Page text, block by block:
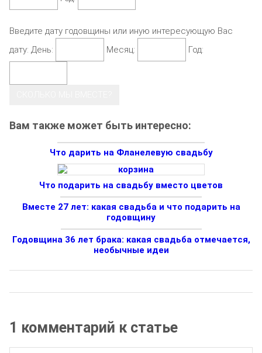
Введите дату годовщины или иную интересующую Вас
дату: День: Месяц: Год:
Вам также может быть интересно:
Что дарить на Фланелевую свадьбу
Что подарить на свадьбу вместо цветов
Вместе 27 лет: какая свадьба и что подарить на
годовщину
Годовщина 36 лет брака: какая свадьба отмечается,
необычные идеи
1 комментарий к статье